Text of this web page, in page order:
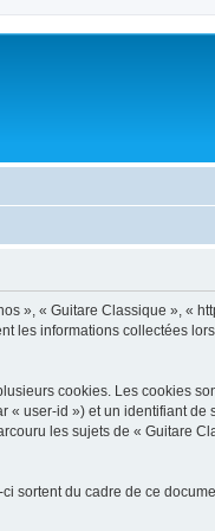
», « Guitare Classique », «
les informations collectées
cookies. Les cookies
user-id ») et un identifiant
les sujets de « Guitare
sortent du cadre de ce